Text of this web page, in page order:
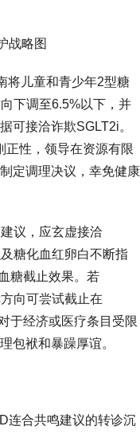
战略图
将儿童和青少年2型糖
下调至6.5%以下，并
可接洽诈欺SGLT2i。
正性，领导在资源有限
定调理决议，幸免健康
议，应玄虚接洽
糖化血红卵白不断指
糖截止效果。若
向可尝试截止在
于经济或医疗条目受限
包袱和暴躁厚谊。
连合共鸣建议的转诊沉